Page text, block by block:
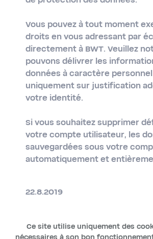
Vous pouvez à tout moment
droits en vous adressant par
directement à BWT. Veuillez
pouvons délivrer les
données à caractère personnel
uniquement sur justification
votre identité.
Si vous souhaitez supprimer
votre compte utilisateur, les
sauvegardées sous votre
automatiquement et
22.8.2019
Ce site utilise uniquement des